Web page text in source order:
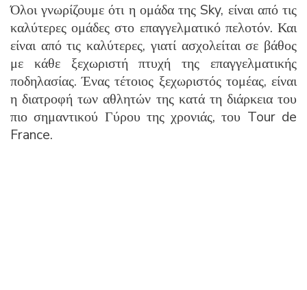
Όλοι γνωρίζουμε ότι η ομάδα της Sky, είναι από τις
καλύτερες ομάδες στο επαγγελματικό πελοτόν. Και
είναι από τις καλύτερες, γιατί ασχολείται σε βάθος
με κάθε ξεχωριστή πτυχή της επαγγελματικής
ποδηλασίας. Ένας τέτοιος ξεχωριστός τομέας, είναι
η διατροφή των αθλητών της κατά τη διάρκεια του
πιο σημαντικού Γύρου της χρονιάς, του Tour de
France.